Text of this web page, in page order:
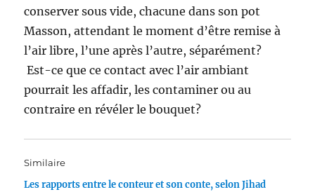
conserver sous vide, chacune dans son pot
Masson, attendant le moment d’être remise à
l’air libre, l’une après l’autre, séparément?
Est-ce que ce contact avec l’air ambiant
pourrait les affadir, les contaminer ou au
contraire en révéler le bouquet?
Similaire
Les rapports entre le conteur et son conte, selon Jihad